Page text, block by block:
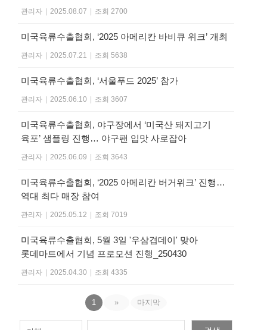
관리자 2025.08.07 조회 2700
미국육류수출협회, ‘2025 아메리칸 바비큐 위크’ 개최
관리자 2025.07.21 조회 5638
미국육류수출협회, ‘서울푸드 2025’ 참가
관리자 2025.06.10 조회 3607
미국육류수출협회, 야구장에서 ‘미국산 돼지고기
육포’ 샘플링 진행… 야구팬 입맛 사로잡아
관리자 2025.06.09 조회 3643
미국육류수출협회, ‘2025 아메리칸 버거위크’ 진행…
역대 최다 매장 참여
관리자 2025.05.12 조회 7019
미국육류수출협회, 5월 3일 '우삼겹데이' 맞아
롯데마트에서 기념 프로모션 진행_250430
관리자 2025.04.30 조회 4335
1 » 마지막